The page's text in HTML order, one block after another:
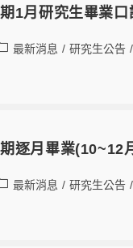
1月研究生畢業
最新消息 / 研究生公告 /
逐月畢業(10~12
最新消息 / 研究生公告 /